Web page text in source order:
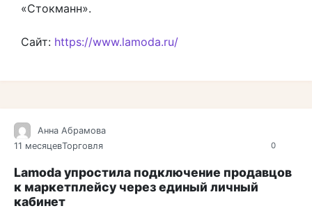
«Стокманн».
Сайт: https://www.lamoda.ru/
0
Анна Абрамова
11 месяцевТорговля
Lamoda упростила подключение продавцов
к маркетплейсу через единый личный
кабинет